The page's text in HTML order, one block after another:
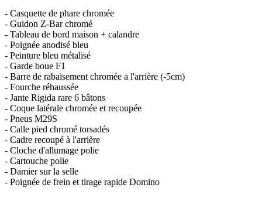
- Casquette de phare chromée
- Guidon Z-Bar chromé
- Tableau de bord maison + calandre
- Poignée anodisé bleu
- Peinture bleu métalisé
- Garde boue F1
- Barre de rabaisement chromée a l'arrière (-5cm)
- Fourche réhaussée
- Jante Rigida rare 6 bâtons
- Coque latérale chromée et recoupée
- Pneus M29S
- Calle pied chromé torsadés
- Cadre recoupé à l'arrière
- Cloche d'allumage polie
- Cartouche polie
- Damier sur la selle
- Poignée de frein et tirage rapide Domino